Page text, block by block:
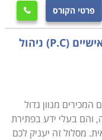
איך בונים רשת
השוטפים של
טכנאי שירות
הלימודים ולמכללה
מקורס לקורס,
פרטי הקורס 
קורס טכנאי מחשבים אישיים (P.C) ניהול
מגוון גדול
והם בעלי ידע בפתירת
מסלול זה יעניק לכם